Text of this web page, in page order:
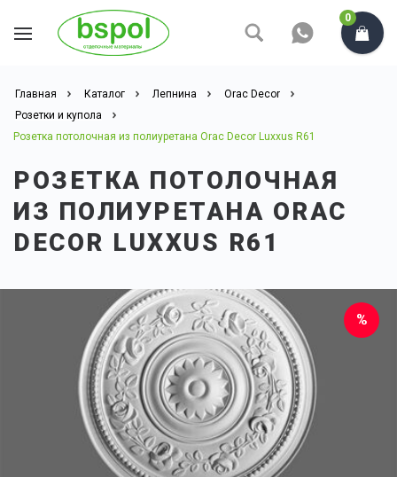
0
Главная Каталог Лепнина
Orac Decor
Розетки и купола
Розетка потолочная из полиуретана Orac Decor Luxxus R61
РОЗЕТКА ПОТОЛОЧНАЯ
ИЗ ПОЛИУРЕТАНА ORAC
DECOR LUXXUS R61